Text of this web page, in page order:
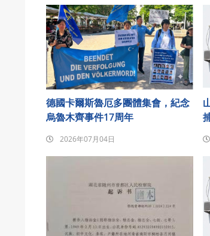
德國卡爾斯魯厄多團體集會，紀念
烏魯木齊事件17周年
2026年07月04日